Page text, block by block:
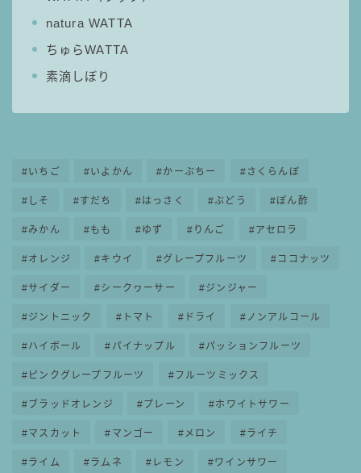
natura WATTA
ちゅらWATTA
素滴しぼり
いちご いよかん かーぶちー さくらんぼ
しそ すだち はっさく ぶどう ぽん酢
みかん もも ゆず りんご アセロラ
オレンジ キウイ グレープフルーツ ココナッツ
サイダー シークヮーサー ジンジャー
ジントニック トマト ドライ ノンアルコール
ハイボール パイナップル パッションフルーツ
ピンクグレープフルーツ フルーツミックス
ブラッドオレンジ プレーン ホワイトサワー
マスカット マンゴー メロン ライチ
ライム ラムネ レモン ワインサワー